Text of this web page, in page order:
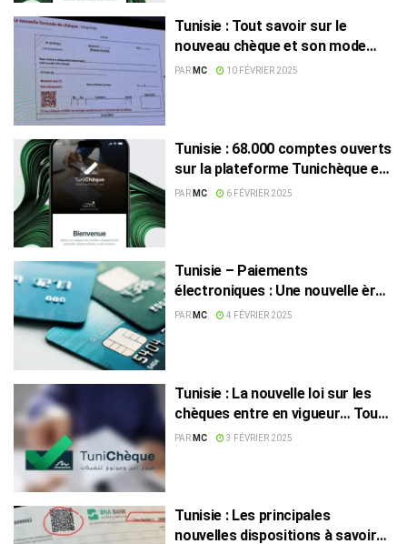
Tunisie : Tout savoir sur le
nouveau chèque et son mode
d’emploi
PAR MC 10 FÉVRIER 2025
Tunisie : 68.000 comptes ouverts
sur la plateforme Tunichèque en
quatre jours
PAR MC 6 FÉVRIER 2025
Tunisie – Paiements
électroniques : Une nouvelle ère
pour les transactions bancaires
PAR MC 4 FÉVRIER 2025
Tunisie : La nouvelle loi sur les
chèques entre en vigueur… Tout
ce qu’il faut savoir !
PAR MC 3 FÉVRIER 2025
Tunisie : Les principales
nouvelles dispositions à savoir